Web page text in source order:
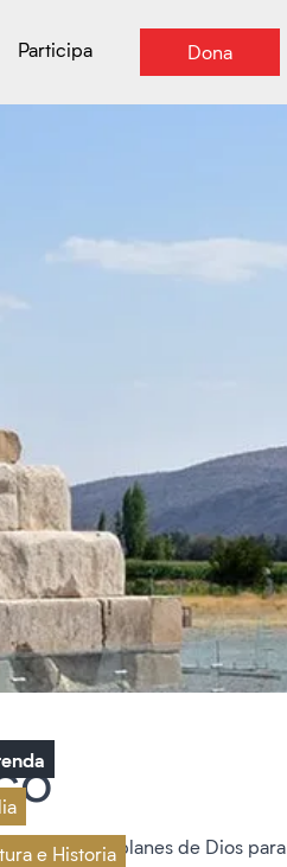
Participa Dona
clave de los planes de Dios para
e Historia